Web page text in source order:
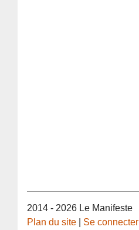
2014 - 2026 Le Manifeste
Plan du site
Se connecter